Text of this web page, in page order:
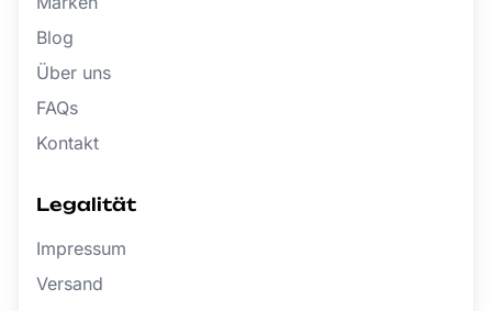
Blog
Über uns
FAQs
Kontakt
Legalität
Impressum
Versand